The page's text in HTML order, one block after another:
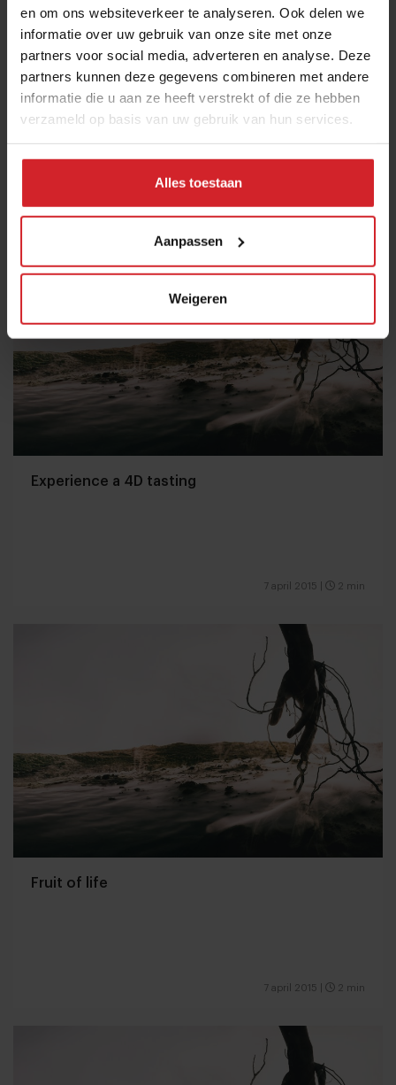
en om ons websiteverkeer te analyseren. Ook delen we
informatie over uw gebruik van onze site met onze
partners voor social media, adverteren en analyse. Deze
partners kunnen deze gegevens combineren met andere
informatie die u aan ze heeft verstrekt of die ze hebben
verzameld op basis van uw gebruik van hun services.
Alles toestaan
Aanpassen
Weigeren
Healthy and vital
Experience a 4D tasting
7 april 2015 2 min
Fruit of life
7 april 2015 2 min